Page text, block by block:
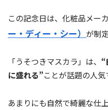
この記念日は、化粧品メー
ー・ディー・シー） が制
「うそつきマスカラ」は、 “
に盛れる”ことが話題の人気
あまりにも自然で綺麗な仕